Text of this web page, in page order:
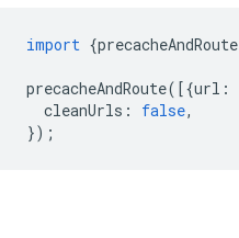
import {precacheAndRoute
precacheAndRoute([{url :
cleanUrls : false,
});